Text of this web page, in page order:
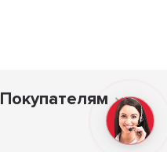
Покупателям